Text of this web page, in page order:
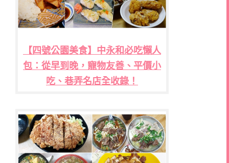
【四號公園美食】中永和必吃懶人
包：從早到晚，寵物友善、平價小
吃、巷弄名店全收錄！